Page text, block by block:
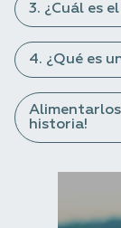
3. ¿Cuál es
4. ¿Qué es
historia!